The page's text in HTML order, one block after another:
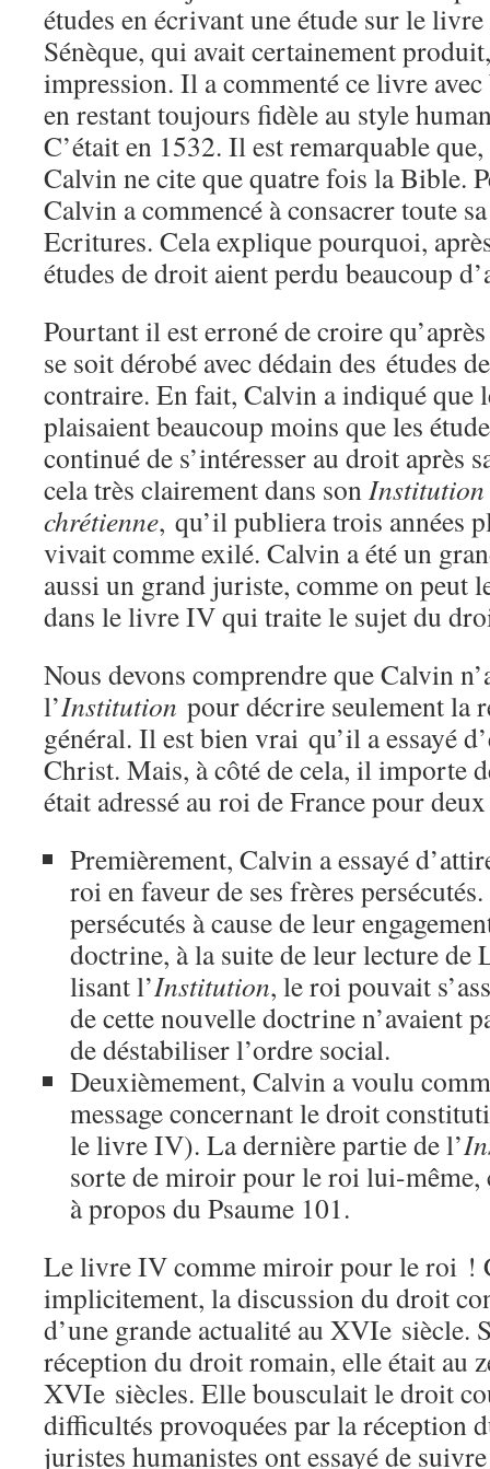
études en écrivant une étude sur le livre
Sénèque, qui avait certainement
impression. Il a commenté ce livre avec
en restant toujours fidèle au style
C’était en 1532. Il est remarquable
Calvin ne cite que quatre fois la Bible.
Calvin a commencé à consacrer toute
Ecritures. Cela explique pourquoi,
études de droit aient perdu
Pourtant il est erroné de croire
se soit dérobé avec dédain des études
contraire. En fait, Calvin a indiqué que
plaisaient beaucoup moins que les
continué de s’intéresser au droit après
cela très clairement dans son
chrétienne, qu’il publiera trois années
vivait comme exilé. Calvin a été un
aussi un grand juriste, comme on peut
dans le livre IV qui traite le sujet du
Nous devons comprendre que Calvin
l’Institution pour décrire seulement la
général. Il est bien vrai qu’il a essayé
Christ. Mais, à côté de cela, il importe
était adressé au roi de France pour
Premièrement, Calvin a essayé
roi en faveur de ses frères
persécutés à cause de leur
doctrine, à la suite de leur lecture de
lisant l’Institution, le roi pouvait
de cette nouvelle doctrine n’avaient
de déstabiliser l’ordre social.
Deuxièmement, Calvin a voulu
message concernant le droit
le livre IV). La dernière partie de l’
sorte de miroir pour le roi lui-même,
à propos du Psaume 101.
Le livre IV comme miroir pour le roi !
implicitement, la discussion du droit
d’une grande actualité au XVIe siècle.
réception du droit romain, elle était au
XVIe siècles. Elle bousculait le droit
difficultés provoquées par la réception
juristes humanistes ont essayé de